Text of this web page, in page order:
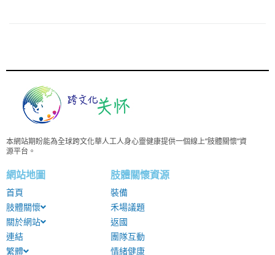
本網站期盼能為全球跨文化華人工人身心靈健康提供一個線上”肢體關懷”資
源平台。
網站地圖
首頁
肢體關懷
關於網站
連結
繁體
肢體關懷資源
裝備
禾場議題
返國
團隊互動
情緒健康